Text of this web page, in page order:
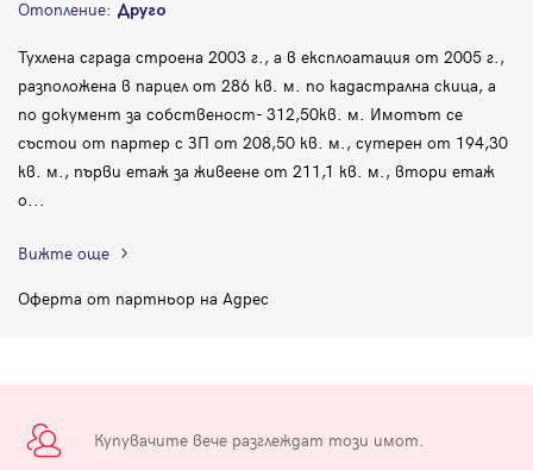
Отопление: Друго
Тухлена сграда строена 2003 г., а в експлоатация от 2005 г.,
разположена в парцел от 286 кв. м. по кадастрална скица, а
по документ за собственост- 312,50кв. м. Имотът се
състои от партер с ЗП от 208,50 кв. м., сутерен от 194,30
кв. м., първи етаж за живеене от 211,1 кв. м., втори етаж
о...
Вижте още
Оферта от партньор на Адрес
Купувачите вече разглеждат този имот.